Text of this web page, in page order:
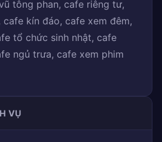
tông phan, cafe riêng tư,
kín đáo, cafe xem đêm,
tổ chức sinh nhật, cafe
ngủ trưa, cafe xem phim
VỤ